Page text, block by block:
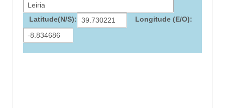
Latitude(N/S): Longitude (E/O):